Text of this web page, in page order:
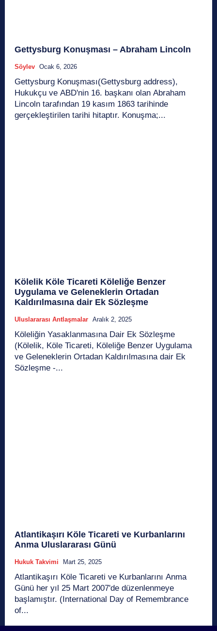
Gettysburg Konuşması – Abraham Lincoln
Söylev Ocak 6, 2026
Gettysburg Konuşması(Gettysburg address),
Hukukçu ve ABD'nin 16. başkanı olan Abraham
Lincoln tarafından 19 kasım 1863 tarihinde
gerçekleştirilen tarihi hitaptır. Konuşma;...
Kölelik Köle Ticareti Köleliğe Benzer
Uygulama ve Geleneklerin Ortadan
Kaldırılmasına dair Ek Sözleşme
Uluslararası Antlaşmalar Aralık 2, 2025
Köleliğin Yasaklanmasına Dair Ek Sözleşme
(Kölelik, Köle Ticareti, Köleliğe Benzer Uygulama
ve Geleneklerin Ortadan Kaldırılmasına dair Ek
Sözleşme -...
Atlantikaşırı Köle Ticareti ve Kurbanlarını
Anma Uluslararası Günü
Hukuk Takvimi Mart 25, 2025
Atlantikaşırı Köle Ticareti ve Kurbanlarını Anma
Günü her yıl 25 Mart 2007'de düzenlenmeye
başlamıştır. (International Day of Remembrance
of...